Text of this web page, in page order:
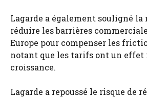
Lagarde a également souligné la
réduire les barrières
Europe pour compenser les
notant que les tarifs ont un effet
croissance.
Lagarde a repoussé le risque de